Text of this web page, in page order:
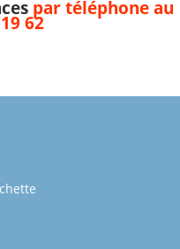
par téléphone au
62